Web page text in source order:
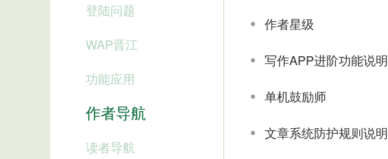
登陆问题
WAP晋江
功能应用
作者导航
读者导航
作者星级
写作APP进阶功能说明
单机鼓励师
文章系统防护规则说明